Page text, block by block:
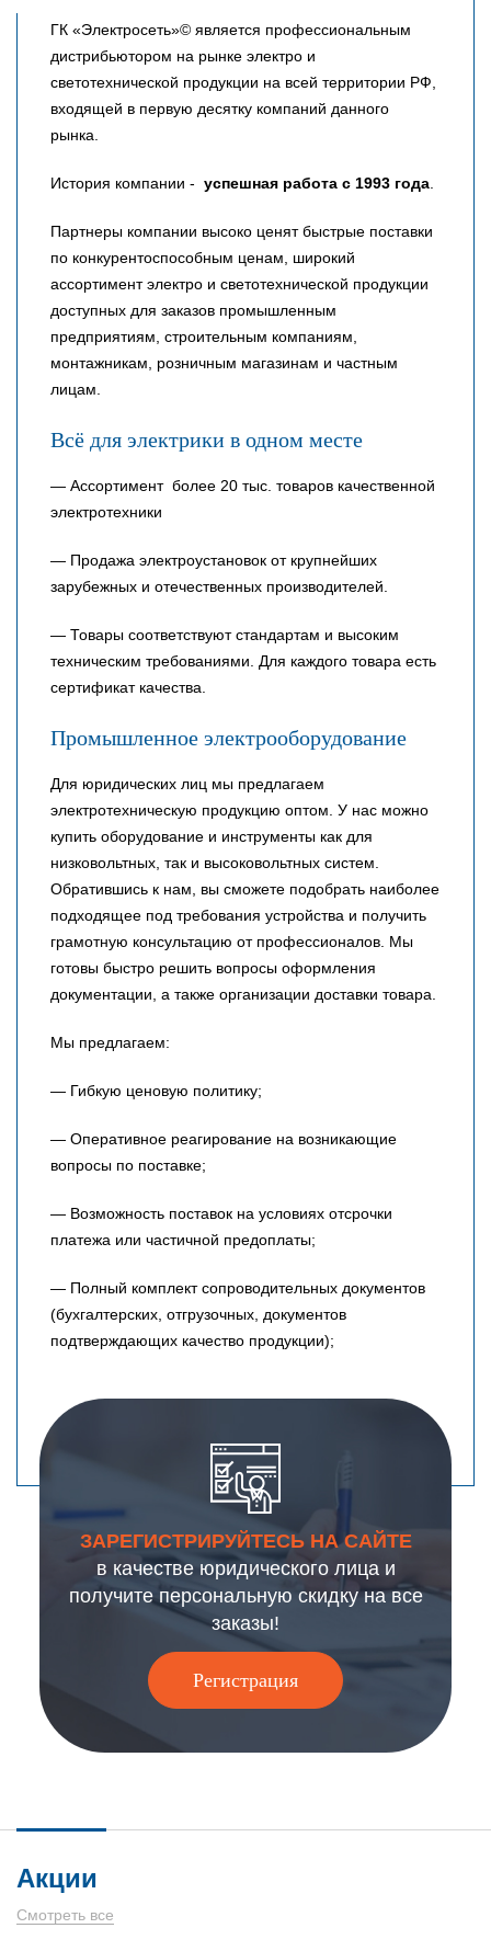
ГК «Электросеть»© является профессиональным
дистрибьютором на рынке электро и
светотехнической продукции на всей территории РФ,
входящей в первую десятку компаний данного
рынка.
История компании - успешная работа с 1993 года.
Партнеры компании высоко ценят быстрые поставки
по конкурентоспособным ценам, широкий
ассортимент электро и светотехнической продукции
доступных для заказов промышленным
предприятиям, строительным компаниям,
монтажникам, розничным магазинам и частным
лицам.
Всё для электрики в одном месте
— Ассортимент более 20 тыс. товаров качественной
электротехники
— Продажа электроустановок от крупнейших
зарубежных и отечественных производителей.
— Товары соответствуют стандартам и высоким
техническим требованиями. Для каждого товара есть
сертификат качества.
Промышленное электрооборудование
Для юридических лиц мы предлагаем
электротехническую продукцию оптом. У нас можно
купить оборудование и инструменты как для
низковольтных, так и высоковольтных систем.
Обратившись к нам, вы сможете подобрать наиболее
подходящее под требования устройства и получить
грамотную консультацию от профессионалов. Мы
готовы быстро решить вопросы оформления
документации, а также организации доставки товара.
Мы предлагаем:
— Гибкую ценовую политику;
— Оперативное реагирование на возникающие
вопросы по поставке;
— Возможность поставок на условиях отсрочки
платежа или частичной предоплаты;
— Полный комплект сопроводительных документов
(бухгалтерских, отгрузочных, документов
подтверждающих качество продукции);
ЗАРЕГИСТРИРУЙТЕСЬ НА САЙТЕ
в качестве юридического лица и
получите персональную скидку на все
заказы!
Регистрация
Акции
Смотреть все